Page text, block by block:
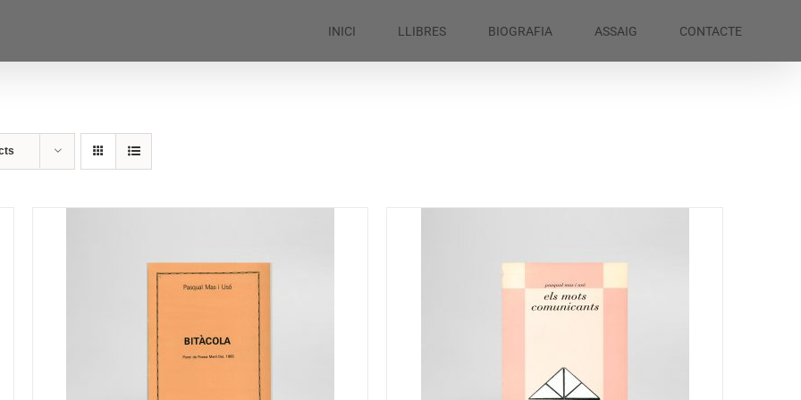
INICI LLIBRES BIOGRAFIA ASSAIG CONTACTE